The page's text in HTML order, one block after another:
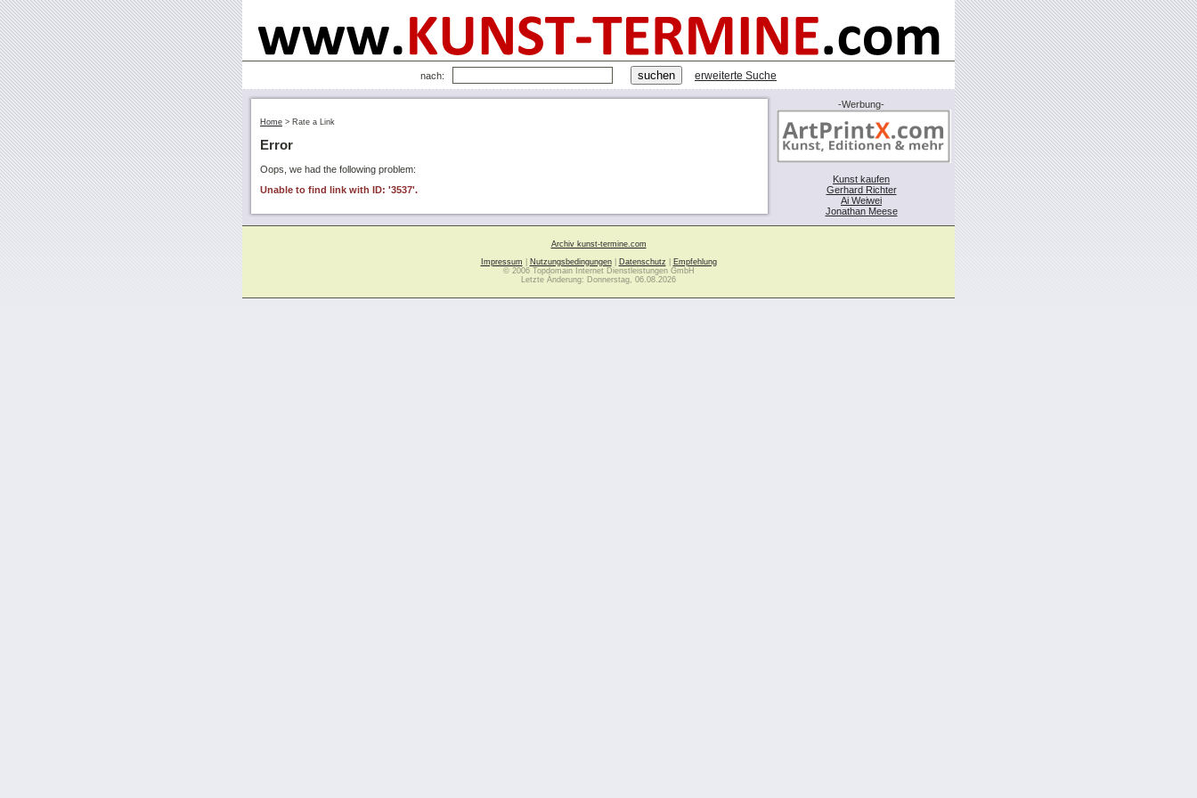
nach: erweiterte Suche
Home > Rate a Link
Error
Oops, we had the following problem:
Unable to find link with ID: '3537'.
-Werbung-
Kunst kaufen
Gerhard Richter
Ai Weiwei
Jonathan Meese
Archiv kunst-termine.com
Impressum
Nutzungsbedingungen| Datenschutz
Empfehlung
© 2006 Topdomain Internet Dienstleistungen GmbH
Letzte Änderung: Donnerstag, 06.08.2026